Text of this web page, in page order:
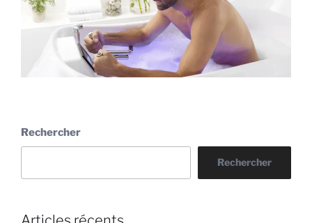
Rechercher
Rechercher